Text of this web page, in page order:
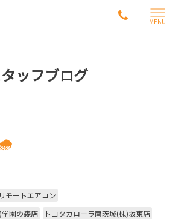
MENU
ッフブログ
🌧️
リモートエアコン
学園の森店
トヨタカローラ南茨城(株)坂東店